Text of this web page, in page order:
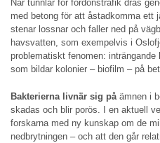
När tunnlar för fordonstrafik dras
med betong för att åstadkomma ett
stenar lossnar och faller ned på
havsvatten, som exempelvis i
problematiskt fenomen:
som bildar kolonier – biofilm – på
Bakterierna livnär sig på ämnen i
skadas och blir porös. I en aktuell
forskarna med ny kunskap om de
nedbrytningen – och att den går